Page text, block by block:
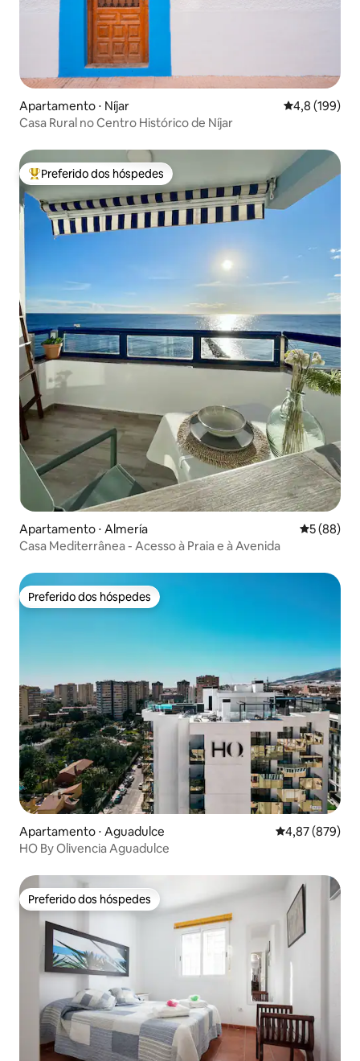
Apartamento ⋅ Níjar 4,8 de uma
4,8 (199)
Casa Rural no Centro Histórico de Níjar
Entre os melhores preferidos dos hóspedes
Preferido dos hóspedes
Apartamento ⋅ Almería 5 de uma
5 (88)
Casa Mediterrânea - Acesso à Praia e à Avenida
Preferido dos hóspedes
Preferido dos hóspedes
Apartamento ⋅ Aguadulce 4,87 de uma
4,87 (879)
HO By Olivencia Aguadulce
Preferido dos hóspedes
Preferido dos hóspedes